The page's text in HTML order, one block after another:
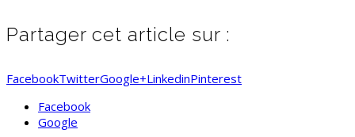
Partager cet article sur :
FacebookTwitterGoogle+LinkedinPinterest
Facebook
Google